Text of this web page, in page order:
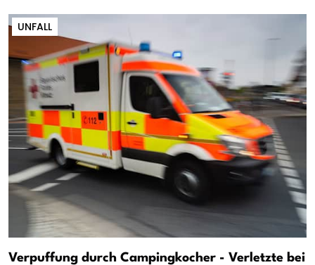
UNFALL
Verpuffung durch Campingkocher - Verletzte bei